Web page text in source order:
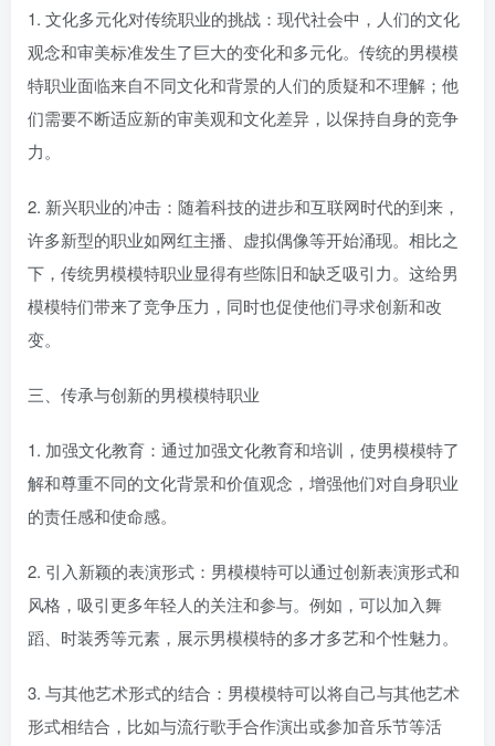
1. 文化多元化对传统职业的挑战：现代社会中，人们的文化
观念和审美标准发生了巨大的变化和多元化。传统的男模模
特职业面临来自不同文化和背景的人们的质疑和不理解；他
们需要不断适应新的审美观和文化差异，以保持自身的竞争
力。
2. 新兴职业的冲击：随着科技的进步和互联网时代的到来，
许多新型的职业如网红主播、虚拟偶像等开始涌现。相比之
下，传统男模模特职业显得有些陈旧和缺乏吸引力。这给男
模模特们带来了竞争压力，同时也促使他们寻求创新和改
变。
三、传承与创新的男模模特职业
1. 加强文化教育：通过加强文化教育和培训，使男模模特了
解和尊重不同的文化背景和价值观念，增强他们对自身职业
的责任感和使命感。
2. 引入新颖的表演形式：男模模特可以通过创新表演形式和
风格，吸引更多年轻人的关注和参与。例如，可以加入舞
蹈、时装秀等元素，展示男模模特的多才多艺和个性魅力。
3. 与其他艺术形式的结合：男模模特可以将自己与其他艺术
形式相结合，比如与流行歌手合作演出或参加音乐节等活